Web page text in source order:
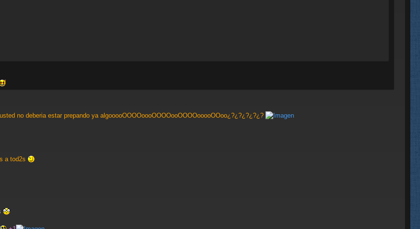
no deberia estar prepando ya algooooOOOOoooOOOOooOOOOooooOOoo¿?¿?¿?¿?¿?
a tod2s